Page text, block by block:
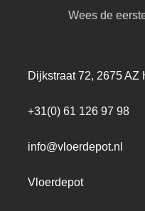
Wees de
Dijkstraat 72, 2675 AZ
+31(0) 61 126 97 98
info@vloerdepot.nl
Vloerdepot